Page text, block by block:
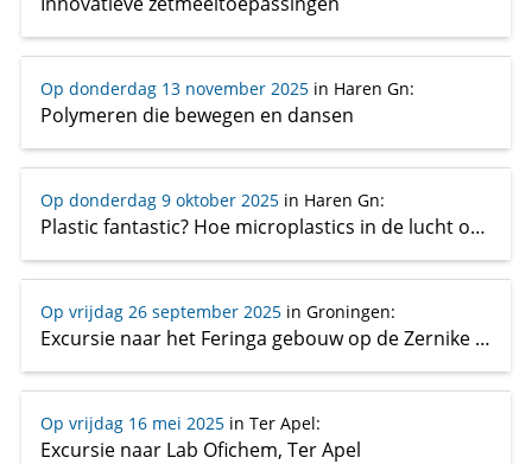
Op donderdag 13 november 2025in Haren Gn:
Polymeren die bewegen en dansen
Op donderdag 9 oktober 2025in Haren Gn:
Plastic fantastic? Hoe microplastics in de lucht onze gezondheid kunnen beïnvloeden
Op vrijdag 26 september 2025in Groningen:
Excursie naar het Feringa gebouw op de Zernike Campus
Op vrijdag 16 mei 2025in Ter Apel:
Excursie naar Lab Ofichem, Ter Apel